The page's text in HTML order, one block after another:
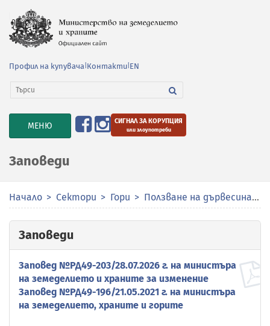
Профил на купувача Контакти EN
TOGGLE
NAVIGATION
МЕНЮ СИГНАЛ ЗА КОРУПЦИЯ
или злоупотреби
Заповеди
Начало Сектори Гори Ползване на дървесина и недървесни продукти
Заповеди
Заповед №РД49-203/28.07.2026 г. на министъра
на земеделието и храните за изменение
Заповед №РД49-196/21.05.2021 г. на министъра
на земеделието, храните и горите